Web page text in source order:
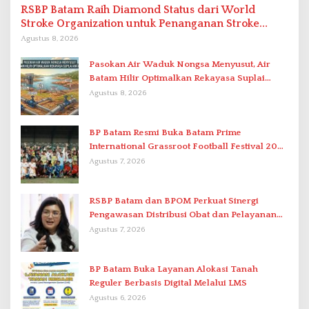
RSBP Batam Raih Diamond Status dari World
Stroke Organization untuk Penanganan Stroke
Berstandar Internasional
Agustus 8, 2026
Pasokan Air Waduk Nongsa Menyusut, Air
Batam Hilir Optimalkan Rekayasa Suplai
Antar-IPAM
Agustus 8, 2026
BP Batam Resmi Buka Batam Prime
International Grassroot Football Festival 2026
di Stadion Temenggung Abdul Jamal
Agustus 7, 2026
RSBP Batam dan BPOM Perkuat Sinergi
Pengawasan Distribusi Obat dan Pelayanan
Kefarmasian
Agustus 7, 2026
BP Batam Buka Layanan Alokasi Tanah
Reguler Berbasis Digital Melalui LMS
Agustus 6, 2026